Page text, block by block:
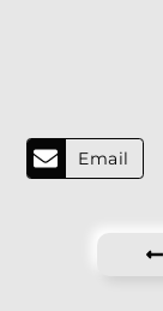
Email